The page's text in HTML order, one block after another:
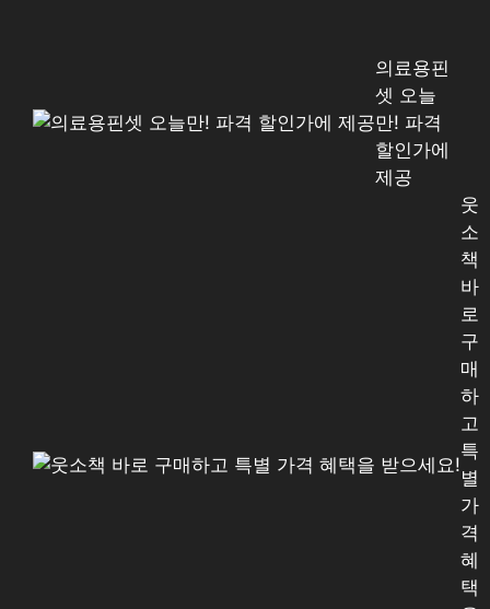
의료용핀
셋 오늘
만! 파격
할인가에
제공
웃
소
책
바
로
구
매
하
고
특
별
가
격
혜
택